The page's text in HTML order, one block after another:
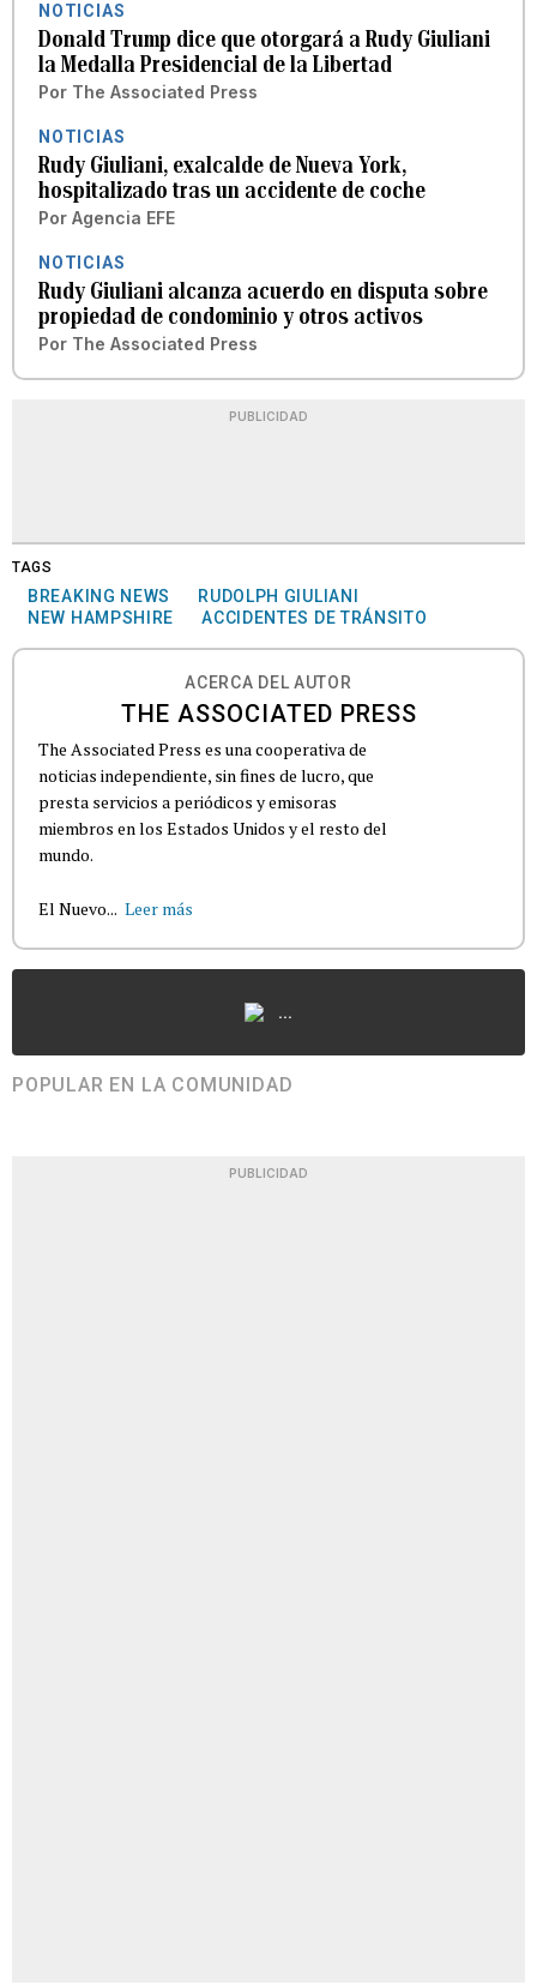
NOTICIAS
Donald Trump dice que otorgará a Rudy Giuliani
la Medalla Presidencial de la Libertad
Por The Associated Press
NOTICIAS
Rudy Giuliani, exalcalde de Nueva York,
hospitalizado tras un accidente de coche
Por Agencia EFE
NOTICIAS
Rudy Giuliani alcanza acuerdo en disputa sobre
propiedad de condominio y otros activos
Por The Associated Press
PUBLICIDAD
TAGS
BREAKING NEWS
RUDOLPH GIULIANI
NEW HAMPSHIRE
ACCIDENTES DE TRÁNSITO
ACERCA DEL AUTOR
THE ASSOCIATED PRESS
The Associated Press es una cooperativa de
noticias independiente, sin fines de lucro, que
presta servicios a periódicos y emisoras
miembros en los Estados Unidos y el resto del
mundo.
El Nuevo... Leer más
...
POPULAR EN LA COMUNIDAD
PUBLICIDAD